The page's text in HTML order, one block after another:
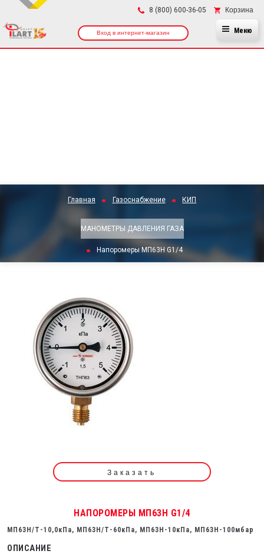
8 (800) 600-36-05 Корзина
Вход в интернет-магазин Меню
Главная Газоснабжение КИП
МАНОМЕТРЫ ДАВЛЕНИЯ ГАЗА
Напоромеры МП63Н G1/4
Заказать
НАПОРОМЕРЫ МП63Н G1/4
МП63Н/Т-10,0кПа, МП63Н/Т-60кПа, МП63Н-10кПа, МП63Н-100мбар
ОПИСАНИЕ
×